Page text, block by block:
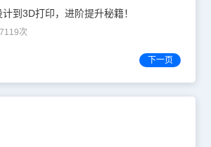
到3D打印，进阶提升秘籍！
次
下一页